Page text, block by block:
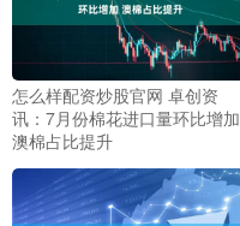
怎么样配资炒股官网 卓创资
讯：7月份棉花进口量环比增加
澳棉占比提升